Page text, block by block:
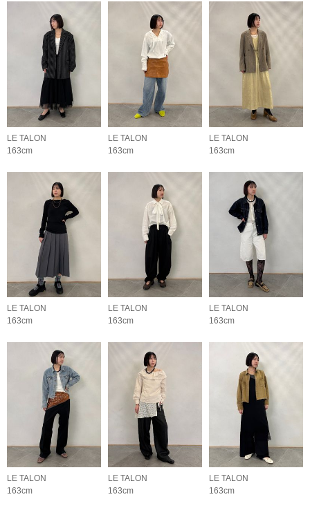
LE TALON
163cm
LE TALON
163cm
LE TALON
163cm
LE TALON
163cm
LE TALON
163cm
LE TALON
163cm
LE TALON
163cm
LE TALON
163cm
LE TALON
163cm